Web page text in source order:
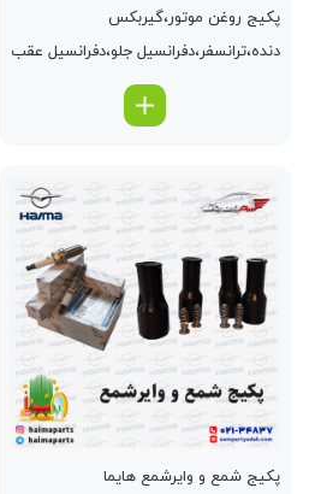
پکیج روغن موتور،گیربکس
دنده،ترانسفر،دفرانسیل جلو،دفرانسیل عقب
پکیج شمع و وایرشمع هایما